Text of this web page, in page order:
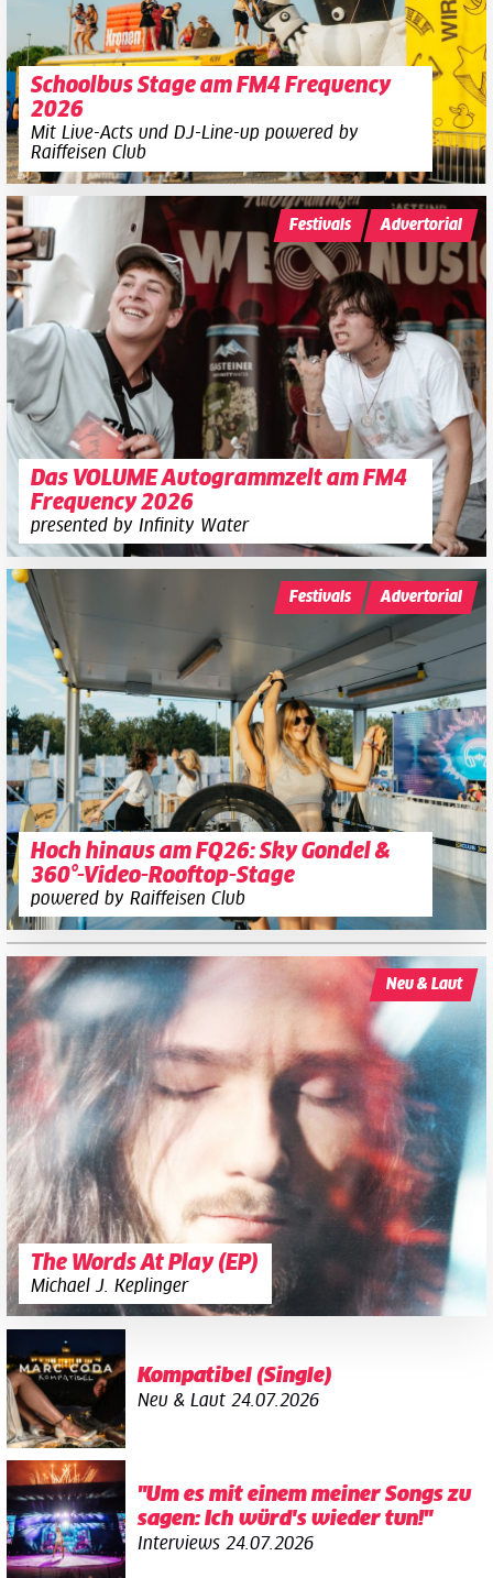
Schoolbus Stage am FM4 Frequency
2026
Mit Live-Acts und DJ-Line-up powered by
Raiffeisen Club
Das VOLUME Autogrammzelt am FM4
Frequency 2026
presented by Infinity Water
Festivals Advertorial
Hoch hinaus am FQ26: Sky Gondel &
360°-Video-Rooftop-Stage
powered by Raiffeisen Club
Festivals Advertorial
The Words At Play (EP)
Michael J. Keplinger
Neu & Laut
Kompatibel (Single)
Neu & Laut 24.07.2026
"Um es mit einem meiner Songs zu
sagen: Ich würd's wieder tun!"
Interviews 24.07.2026